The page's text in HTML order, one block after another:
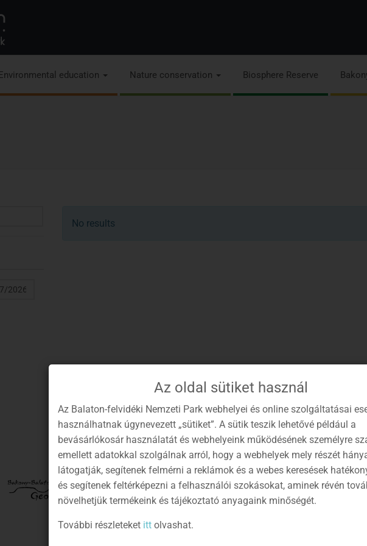
education Nature conservation Biosphere Reserve
No results
Az oldal sütiket használ
Az Balaton-felvidéki Nemzeti Park webhelyei és online szolgáltatásai
használhatnak úgynevezett „sütiket”. A sütik teszik lehetővé például a
bevásárlókosár használatát és webhelyeink működésének személyre
emellett adatokkal szolgálnak arról, hogy a webhelyek mely részét
látogatják, segítenek felmérni a reklámok és a webes keresések
és segítenek feltérképezni a felhasználói szokásokat, aminek révén
növelhetjük termékeink és tájékoztató anyagaink minőségét.
További részleteket itt olvashat.